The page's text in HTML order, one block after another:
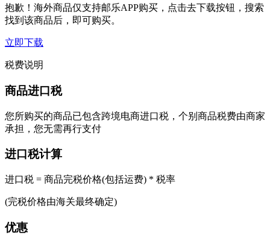
抱歉！海外商品仅支持邮乐APP购买，点击去下载按钮，搜索
找到该商品后，即可购买。
立即下载
税费说明
商品进口税
您所购买的商品已包含跨境电商进口税，个别商品税费由商家
承担，您无需再行支付
进口税计算
进口税 = 商品完税价格(包括运费) * 税率
(完税价格由海关最终确定)
优惠